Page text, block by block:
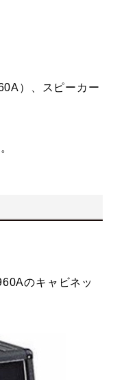
）、スピーカー
のキャビネッ